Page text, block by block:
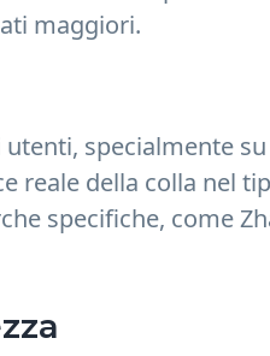
maggiori.
specialmente
reale della colla nel
specifiche, come